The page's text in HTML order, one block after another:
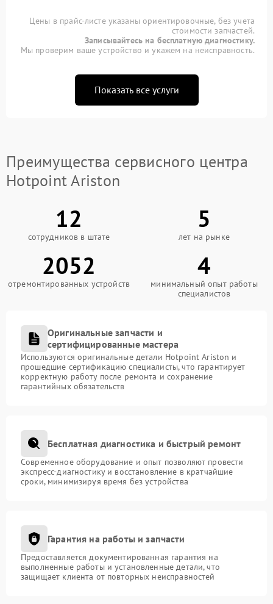
Цены в прайс-листе указаны ориентировочные, без учета
стоимости запчастей.
Записывайтесь на бесплатную диагностику.
Мы проверим ваше устройство и укажем на неисправность.
Показать все услуги
Преимущества сервисного центра
Hotpoint Ariston
12
сотрудников в штате
5
лет на рынке
2052
отремонтированных устройств
4
минимальный опыт работы
специалистов
Оригинальные запчасти и
сертифицированные мастера
Используются оригинальные детали Hotpoint Ariston и
прошедшие сертификацию специалисты, что гарантирует
корректную работу после ремонта и сохранение
гарантийных обязательств
Бесплатная диагностика и быстрый ремонт
Современное оборудование и опыт позволяют провести
экспресс-диагностику и восстановление в кратчайшие
сроки, минимизируя время без устройства
Гарантия на работы и запчасти
Предоставляется документированная гарантия на
выполненные работы и установленные детали, что
защищает клиента от повторных неисправностей